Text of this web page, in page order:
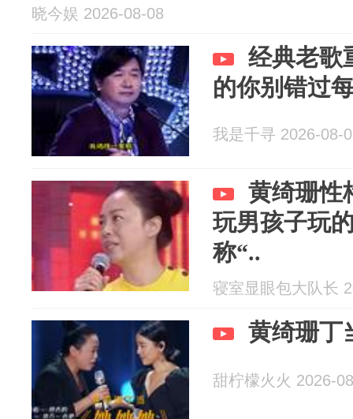
晓今娱 2026-08-08
经典老歌
的你别错过
我是千寻 2026-08-
黄绮珊性
玩男孩子玩
称“..
寝室显眼包大队长
黄绮珊丁
甜柠檬火火 2026-